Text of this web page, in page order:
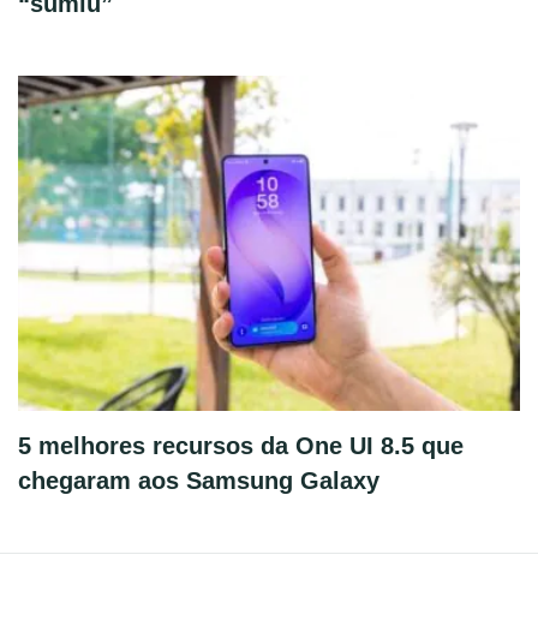
5 melhores recursos da One UI 8.5 que
chegaram aos Samsung Galaxy